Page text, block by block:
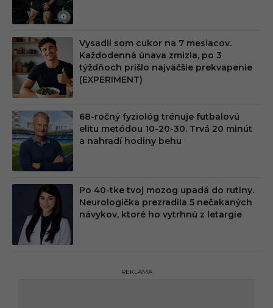
Vysadil som cukor na 7 mesiacov.
Každodenná únava zmizla, po 3
týždňoch prišlo najväčšie prekvapenie
(EXPERIMENT)
68-ročný fyziológ trénuje futbalovú
elitu metódou 10-20-30. Trvá 20 minút
a nahradí hodiny behu
Po 40-tke tvoj mozog upadá do rutiny.
Neurologička prezradila 5 nečakaných
návykov, ktoré ho vytrhnú z letargie
REKLAMA